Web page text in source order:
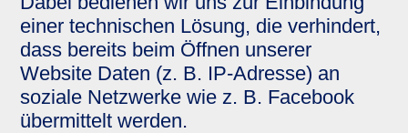
einer technischen Lösung, die verhindert,
dass bereits beim Öffnen unserer
Website Daten (z. B. IP-Adresse) an
soziale Netzwerke wie z. B. Facebook
übermittelt werden.